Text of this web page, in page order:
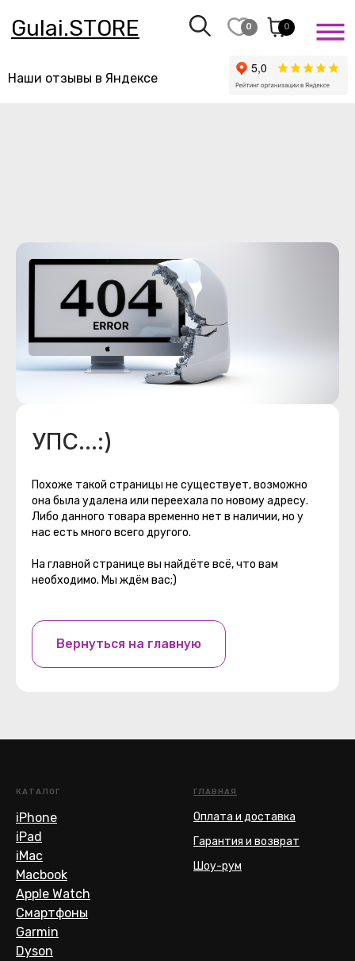
0
Gulai.STORE
Наши отзывы в Яндексе
УПС...:)
Похоже такой страницы не существует, возможно
она была удалена или переехала по новому адресу.
Либо данного товара временно нет в наличии, но у
нас есть много всего другого.
На главной странице вы найдёте всё, что вам
необходимо. Мы ждём вас;)
Вернуться на главную
КАТАЛОГ
iPhone
iPad
iMac
Macbook
Apple Watch
Смартфоны
Garmin
Dyson
ГЛАВНАЯ
Оплата и доставка
Гарантия и возврат
Шоу-рум